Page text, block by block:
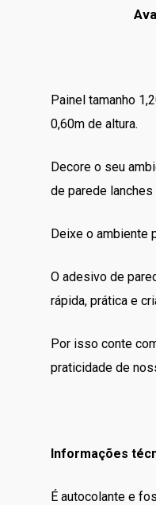
Painel tamanho
0,60m de altura.
Decore o seu
de parede lanches
Deixe o ambiente
O adesivo de
rápida, prática e
Por isso conte
praticidade de
Informações
É autocolante e